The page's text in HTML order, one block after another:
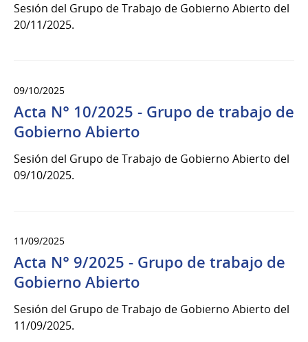
Sesión del Grupo de Trabajo de Gobierno Abierto del
20/11/2025.
09/10/2025
Acta N° 10/2025 - Grupo de trabajo de
Gobierno Abierto
Sesión del Grupo de Trabajo de Gobierno Abierto del
09/10/2025.
11/09/2025
Acta N° 9/2025 - Grupo de trabajo de
Gobierno Abierto
Sesión del Grupo de Trabajo de Gobierno Abierto del
11/09/2025.